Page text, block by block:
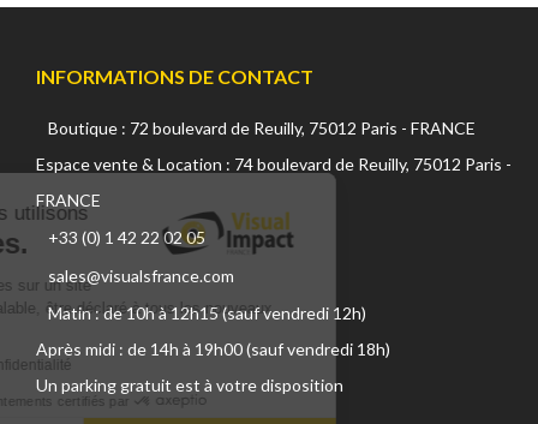
Foton (0 produit)
Fujifilm (32 produits)
Fuze Gear (4 produits)
FXLion (1 produit)
Gitzo (0 produit)
Glidecam (0 produit)
Godox (1 produit)
GoPro (6 produits)
Grass Valley (0 produit)
Hahnel (6 produits)
Hawk-Woods (22 produits)
Hedbox (16 produits)
INFORMATIONS DE CONTACT
Boutique : 72 boulevard de Reuilly, 75012 Paris - FRANCE
Espace vente & Location : 74 boulevard de Reuilly, 75012 Paris -
FRANCE
+33 (0) 1 42 22 02 05
sales@visualsfrance.com
Matin : de 10h à 12h15 (sauf vendredi 12h)
Après midi : de 14h à 19h00 (sauf vendredi 18h)
Un parking gratuit est à votre disposition
Sur ce site, nous utilisons
des cookies.
L'utilisation de cookies sur un site
internet, doit, au préalable, être déclaré à tous les nouveaux
Lire la politique de confidentialité
Consentements certifiés par